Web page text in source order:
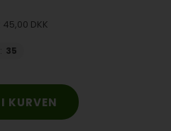
45,00 DKK
: 35